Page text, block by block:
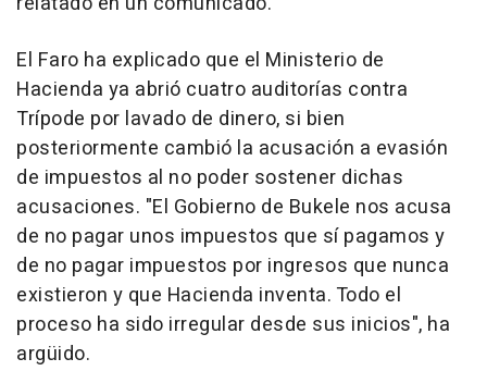
El Faro ha explicado que el Ministerio de
Hacienda ya abrió cuatro auditorías contra
Trípode por lavado de dinero, si bien
posteriormente cambió la acusación a evasión
de impuestos al no poder sostener dichas
acusaciones. "El Gobierno de Bukele nos acusa
de no pagar unos impuestos que sí pagamos y
de no pagar impuestos por ingresos que nunca
existieron y que Hacienda inventa. Todo el
proceso ha sido irregular desde sus inicios", ha
argüido.